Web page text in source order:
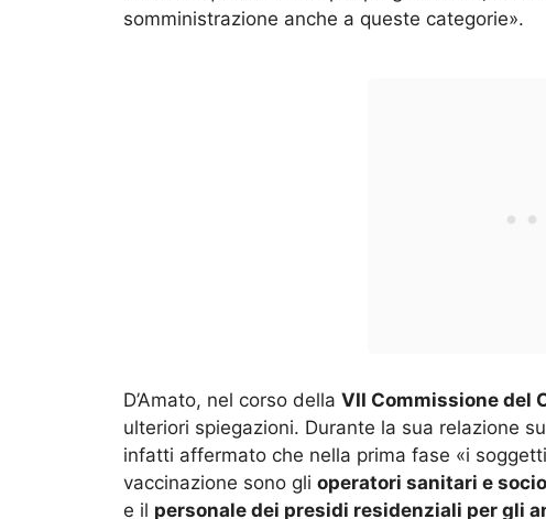
somministrazione anche a queste categorie».
D’Amato, nel corso della VII Commissione del
ulteriori spiegazioni. Durante la sua relazione
infatti affermato che nella prima fase «i
vaccinazione sono gli operatori sanitari e
e il personale dei presidi residenziali per gli